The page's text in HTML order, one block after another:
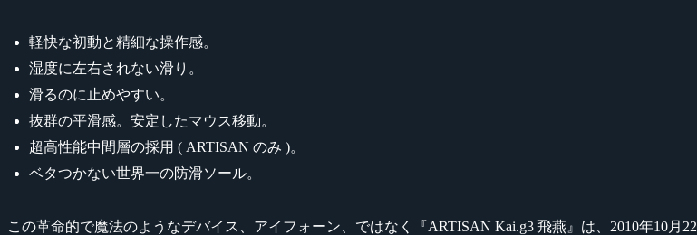
軽快な初動と精細な操作感。
湿度に左右されない滑り。
滑るのに止めやすい。
抜群の平滑感。安定したマウス移動。
超高性能中間層の採用 ( ARTISAN のみ )。
ベタつかない世界一の防滑ソール。
この革命的で魔法のようなデバイス、アイフォーン、ではなく『ARTISAN Kai.g3 飛燕』は、2010年10